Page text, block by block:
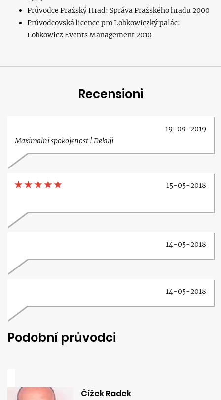
Průvodce Pražský Hrad: Správa Pražského hradu 2000
Průvodcovská licence pro Lobkowiczký palác:
Lobkowicz Events Management 2010
Recensioni
19-09-2019
Maximalni spokojenost ! Dekuji
15-05-2018
14-05-2018
14-05-2018
Podobní průvodci
Čížek Radek